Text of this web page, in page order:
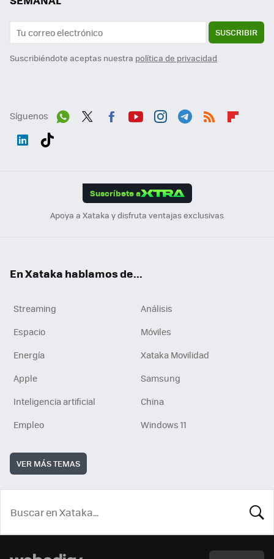
SUSCRIBIR
Suscribiéndote aceptas nuestra política de privacidad
Síguenos
Suscríbete a
Apoya a Xataka y disfruta ventajas exclusivas
En Xataka hablamos de...
Streaming
Análisis
Espacio
Móviles
Energía
Xataka Movilidad
Apple
Samsung
Inteligencia artificial
China
Empleo
Windows 11
VER MÁS TEMAS